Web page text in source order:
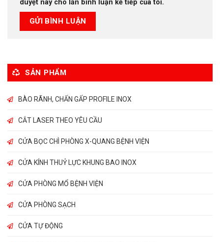
duyệt này cho lần bình luận kế tiếp của tôi.
SẢN PHẨM
BÀO RÃNH, CHẤN GẤP PROFILE INOX
CẮT LASER THEO YÊU CẦU
CỬA BỌC CHÌ PHÒNG X-QUANG BỆNH VIỆN
CỬA KÍNH THUỶ LỰC KHUNG BAO INOX
CỬA PHÒNG MỔ BỆNH VIỆN
CỬA PHÒNG SẠCH
CỬA TỰ ĐỘNG